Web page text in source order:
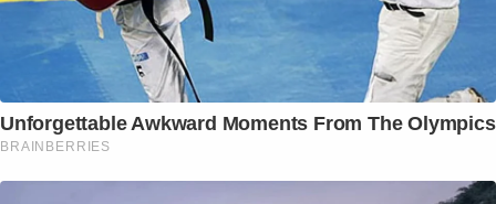
Unforgettable Awkward Moments From The Olympics
BRAINBERRIES